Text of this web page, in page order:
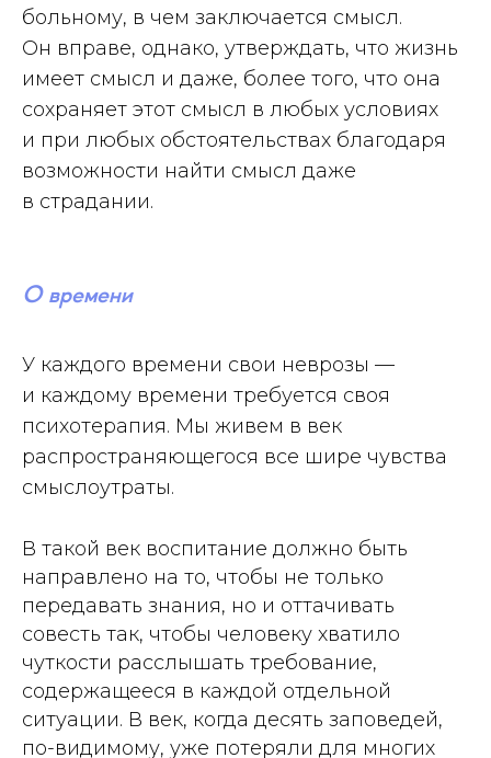
больному, в чем заключается смысл.
Он вправе, однако, утверждать, что жизнь
имеет смысл и даже, более того, что она
сохраняет этот смысл в любых условиях
и при любых обстоятельствах благодаря
возможности найти смысл даже
в страдании.
О времени
У каждого времени свои неврозы —
и каждому времени требуется своя
психотерапия. Мы живем в век
распространяющегося все шире чувства
смыслоутраты.
В такой век воспитание должно быть
направлено на то, чтобы не только
передавать знания, но и оттачивать
совесть так, чтобы человеку хватило
чуткости расслышать требование,
содержащееся в каждой отдельной
ситуации. В век, когда десять заповедей,
по-видимому, уже потеряли для многих